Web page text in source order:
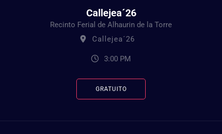
Callejea´26
Recinto Ferial de Alhaurin de la Torre
Callejea´26
3:00 PM
GRATUITO